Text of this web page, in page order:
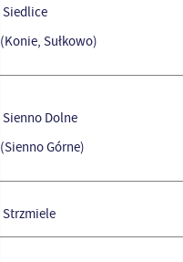
Siedlice
(Konie, Sułkowo)
Sienno Dolne
(Sienno Górne)
Strzmiele